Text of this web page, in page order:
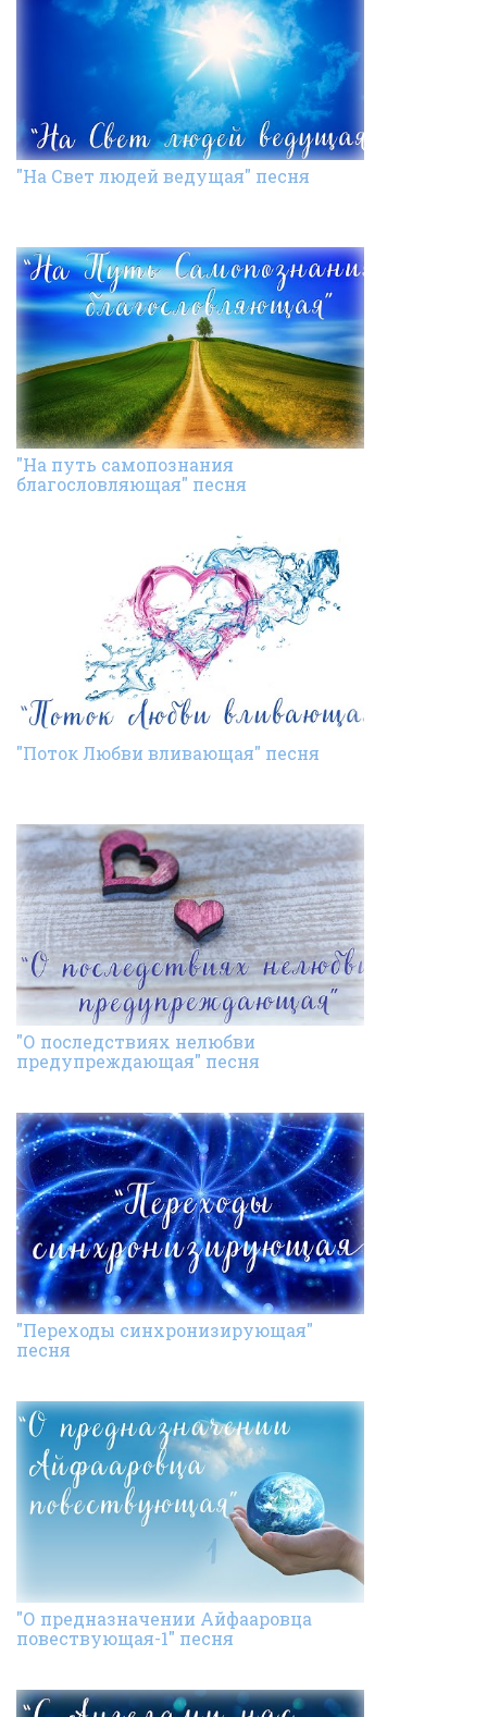
"На Свет людей ведущая" песня
"На путь самопознания
благословляющая" песня
"Поток Любви вливающая" песня
"О последствиях нелюбви
предупреждающая" песня
"Переходы синхронизирующая"
песня
"О предназначении Айфааровца
повествующая-1" песня